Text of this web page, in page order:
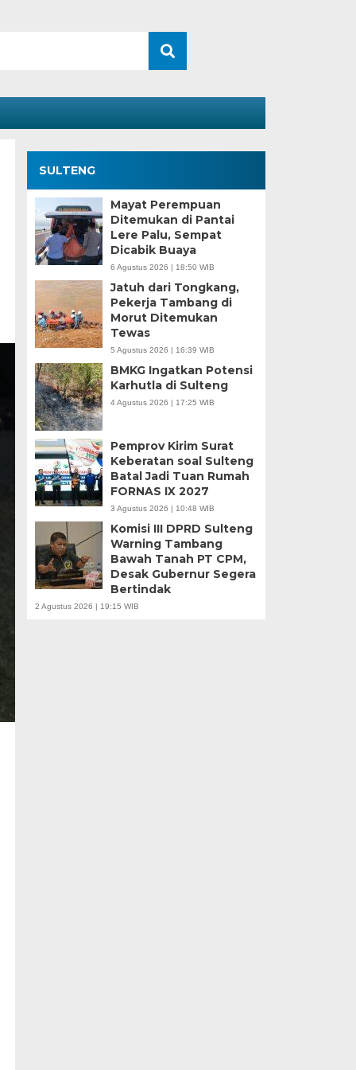
SULTENG
Mayat Perempuan
Ditemukan di Pantai
Lere Palu, Sempat
Dicabik Buaya
6 Agustus 2026 | 18:50 WIB
Jatuh dari Tongkang,
Pekerja Tambang di
Morut Ditemukan
Tewas
5 Agustus 2026 | 16:39 WIB
BMKG Ingatkan Potensi
Karhutla di Sulteng
4 Agustus 2026 | 17:25 WIB
Pemprov Kirim Surat
Keberatan soal Sulteng
Batal Jadi Tuan Rumah
FORNAS IX 2027
3 Agustus 2026 | 10:48 WIB
Komisi III DPRD Sulteng
Warning Tambang
Bawah Tanah PT CPM,
Desak Gubernur Segera
Bertindak
2 Agustus 2026 | 19:15 WIB